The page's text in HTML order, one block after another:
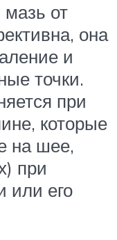
от
она
и
точки.
при
которые
на шее,
при
или его